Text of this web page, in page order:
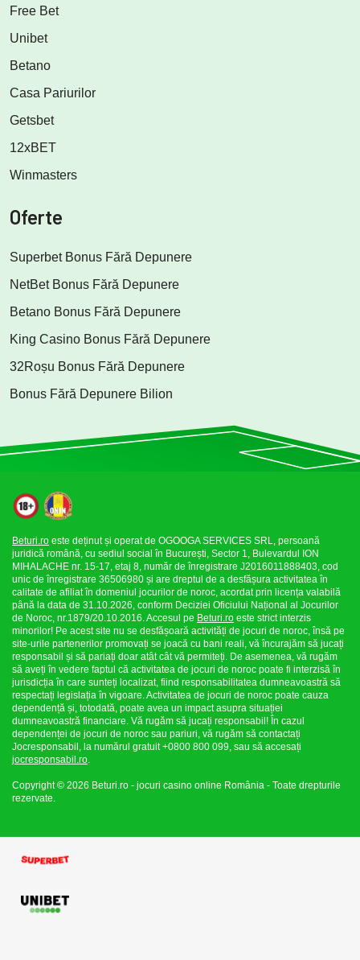
Free Bet
Unibet
Betano
Casa Pariurilor
Getsbet
12xBET
Winmasters
Oferte
Superbet Bonus Fără Depunere
NetBet Bonus Fără Depunere
Betano Bonus Fără Depunere
King Casino Bonus Fără Depunere
32Roșu Bonus Fără Depunere
Bonus Fără Depunere Bilion
Beturi.ro este deținut și operat de OGOOGA SERVICES SRL, persoană
juridică română, cu sediul social în București, Sector 1, Bulevardul ION
MIHALACHE nr. 15-17, etaj 8, număr de înregistrare J2016011888403, cod
unic de înregistrare 36506980 și are dreptul de a desfășura activitatea în
calitate de afiliat în domeniul jocurilor de noroc, acordat prin licența valabilă
până la data de 31.10.2026, conform Deciziei Oficiului Național al Jocurilor
de Noroc, nr.1879/20.10.2016. Accesul pe Beturi.ro este strict interzis
minorilor! Pe acest site nu se desfășoară activități de jocuri de noroc, însă pe
site-urile partenerilor promovați se joacă cu bani reali, vă încurajăm să jucați
responsabil și să pariați doar atât cât vă permiteți. De asemenea, vă rugăm
să aveți în vedere faptul că activitatea de jocuri de noroc poate fi interzisă în
jurisdicția în care sunteți localizat, fiind responsabilitatea dumneavoastră să
respectați legislația în vigoare. Activitatea de jocuri de noroc poate cauza
dependență și, totodată, poate avea un impact asupra situației
dumneavoastră financiare. Vă rugăm să jucați responsabil! În cazul
dependenței de jocuri de noroc sau pariuri, vă rugăm să contactați
Jocresponsabil, la numărul gratuit +0800 800 099, sau să accesați
jocresponsabil.ro.
Copyright © 2026 Beturi.ro - jocuri casino online România - Toate drepturile
rezervate.